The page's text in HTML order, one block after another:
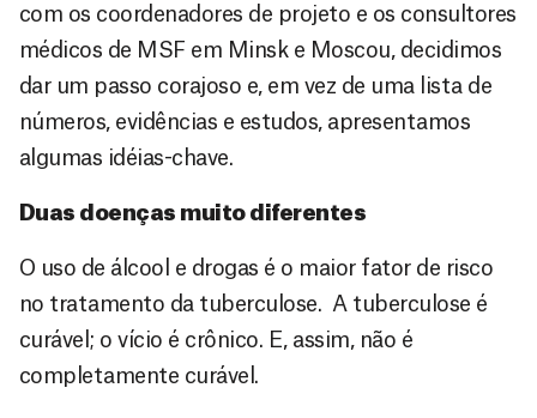
com os coordenadores de projeto e os consultores
médicos de MSF em Minsk e Moscou, decidimos
dar um passo corajoso e, em vez de uma lista de
números, evidências e estudos, apresentamos
algumas idéias-chave.
Duas doenças muito diferentes
O uso de álcool e drogas é o maior fator de risco
no tratamento da tuberculose. A tuberculose é
curável; o vício é crônico. E, assim, não é
completamente curável.